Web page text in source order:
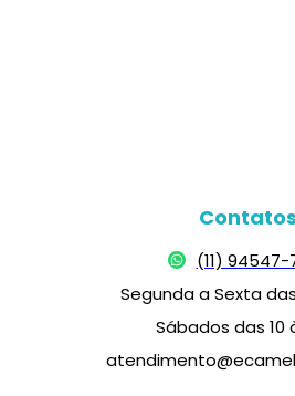
Contatos
(11) 94547-
Segunda a Sexta
Sábados das 10